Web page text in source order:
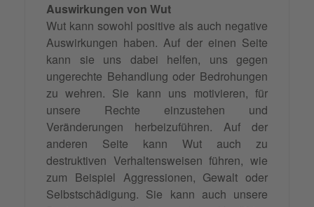
Auswirkungen von Wut
Wut kann sowohl positive als auch negative
Auswirkungen haben. Auf der einen Seite
kann sie uns dabei helfen, uns gegen
ungerechte Behandlung oder Bedrohungen
zu wehren. Sie kann uns motivieren, für
unsere Rechte einzustehen und
Veränderungen herbeizuführen. Auf der
anderen Seite kann Wut auch zu
destruktiven Verhaltensweisen führen, wie
zum Beispiel Aggressionen, Gewalt oder
Selbstschädigung. Sie kann auch unsere